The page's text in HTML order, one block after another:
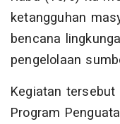
ketangguhan
bencana
pengelolaan
Kegiatan
Program